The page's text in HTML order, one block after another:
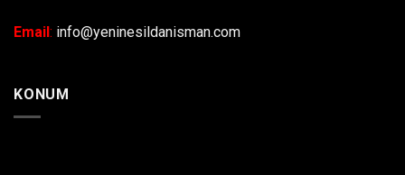
Email: info@yeninesildanisman.com
KONUM